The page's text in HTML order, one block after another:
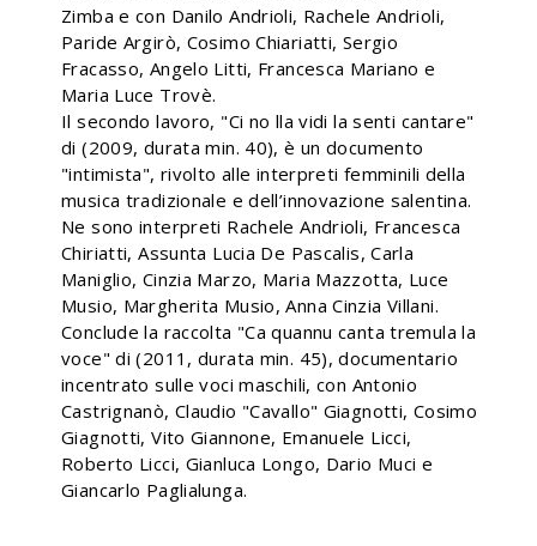
Zimba e con Danilo Andrioli, Rachele Andrioli,
Paride Argirò, Cosimo Chiariatti, Sergio
Fracasso, Angelo Litti, Francesca Mariano e
Maria Luce Trovè.
Il secondo lavoro, "Ci no lla vidi la senti cantare"
di (2009, durata min. 40), è un documento
"intimista", rivolto alle interpreti femminili della
musica tradizionale e dell’innovazione salentina.
Ne sono interpreti Rachele Andrioli, Francesca
Chiriatti, Assunta Lucia De Pascalis, Carla
Maniglio, Cinzia Marzo, Maria Mazzotta, Luce
Musio, Margherita Musio, Anna Cinzia Villani.
Conclude la raccolta "Ca quannu canta tremula la
voce" di (2011, durata min. 45), documentario
incentrato sulle voci maschili, con Antonio
Castrignanò, Claudio "Cavallo" Giagnotti, Cosimo
Giagnotti, Vito Giannone, Emanuele Licci,
Roberto Licci, Gianluca Longo, Dario Muci e
Giancarlo Paglialunga.